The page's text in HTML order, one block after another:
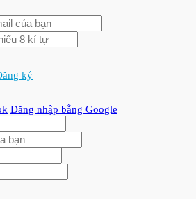
ký
Đăng nhập bằng Google